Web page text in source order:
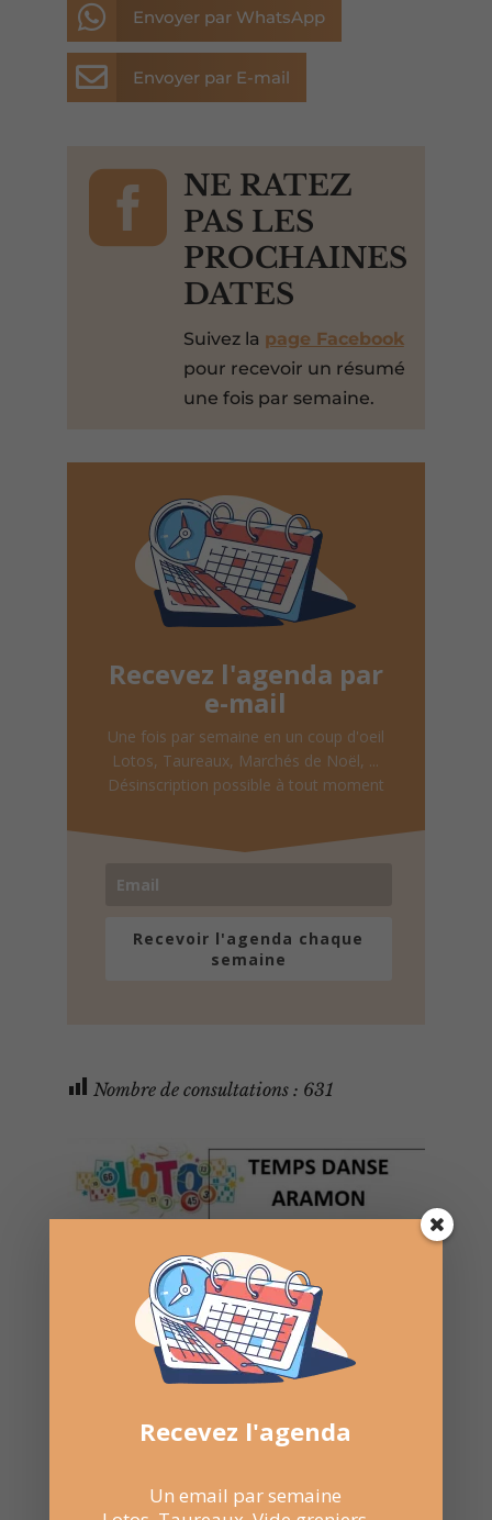
 Envoyer par WhatsApp
 Envoyer par E-mail

NE RATEZ
PAS LES
PROCHAINES
DATES
Suivez la page Facebook
pour recevoir un résumé
une fois par semaine.
Recevez l'agenda par
e-mail
Une fois par semaine en un coup d'oeil
Lotos, Taureaux, Marchés de Noël, ...
Désinscription possible à tout moment
Recevoir l'agenda chaque
semaine
Nombre de consultations : 631
Recevez l'agenda
Un email par semaine